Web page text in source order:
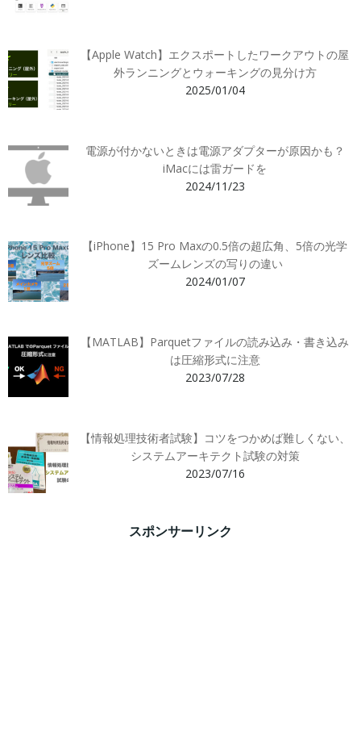
【Apple Watch】エクスポートしたワークアウトの屋
外ランニングとウォーキングの見分け方
2025/01/04
電源が付かないときは電源アダプターが原因かも？
iMacには雷ガードを
2024/11/23
【iPhone】15 Pro Maxの0.5倍の超広角、5倍の光学
ズームレンズの写りの違い
2024/01/07
【MATLAB】Parquetファイルの読み込み・書き込み
は圧縮形式に注意
2023/07/28
【情報処理技術者試験】コツをつかめば難しくない、
システムアーキテクト試験の対策
2023/07/16
スポンサーリンク